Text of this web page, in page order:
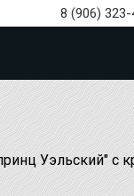
8 (906)
Уэльский" с